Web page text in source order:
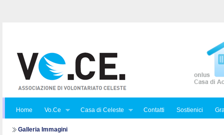
Home Vo.Ce Casa di Celeste Contatti Sostienici
Galleria Immagini